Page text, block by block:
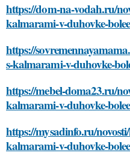
https://dom-na-vodah.ru/
kalmarami-v-duhovke-
https://
s-kalmarami-v-duhovke-
https://mebel-doma23.ru/
kalmarami-v-duhovke-
https://mysadinfo.ru/
kalmarami-v-duhovke-